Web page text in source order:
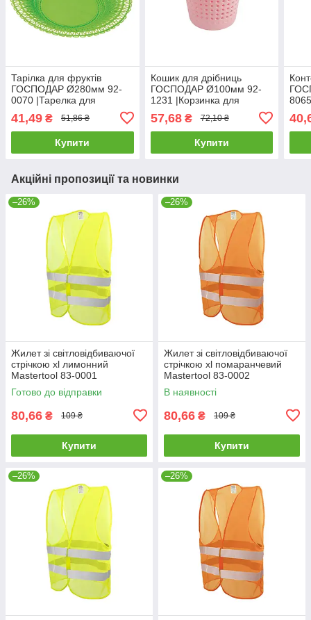
Тарілка для фруктів
ГОСПОДАР Ø280мм 92-
0070 |Тарелка для
Ø280мм 92-0070
41,49 ₴ 51,86 ₴
Купити
Кошик для дрібниць
ГОСПОДАР Ø100мм 92-
1231 |Корзинка для
Ø100мм 92-1231
57,68₴ 72,10 ₴
Купити
Акційні пропозиції та новинки
–26%
Жилет зі світловідбиваючої
стрічкою xl лимонний
Mastertool 83-0001
Готово до відправки
80,66 ₴ 109 ₴
Купити
–26%
Жилет зі світловідбиваючої
стрічкою xl помаранчевий
Mastertool 83-0002
В наявності
80,66 ₴ 109 ₴
Купити
–26% –26%